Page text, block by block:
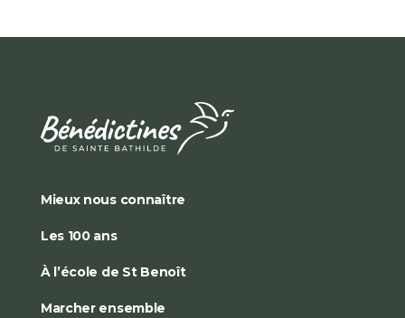
Mieux nous connaître
Les 100 ans
À l’école de St Benoît
Marcher ensemble